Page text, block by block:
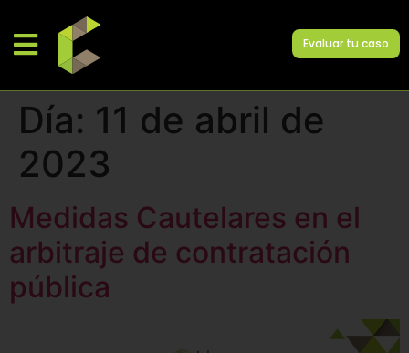
Evaluar tu caso
Día: 11 de abril de
2023
Medidas Cautelares en el
arbitraje de contratación
pública